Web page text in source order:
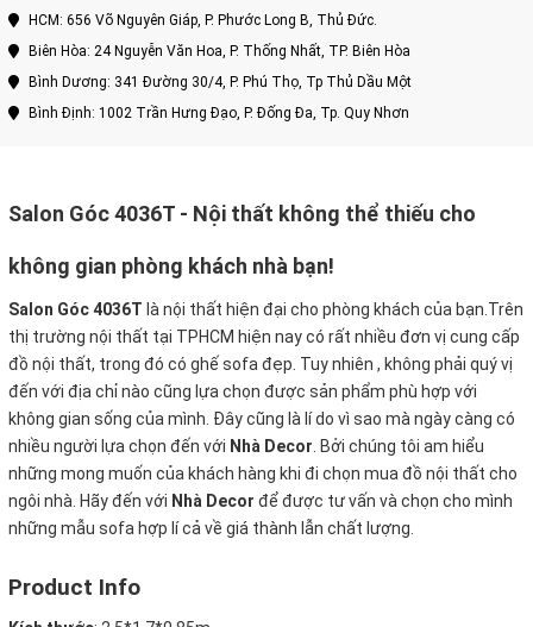
HCM: 656 Võ Nguyên Giáp, P. Phước Long B, Thủ Đức.
Biên Hòa: 24 Nguyễn Văn Hoa, P. Thống Nhất, TP. Biên Hòa
Bình Dương: 341 Đường 30/4, P. Phú Thọ, Tp Thủ Dầu Một
Bình Định: 1002 Trần Hưng Đạo, P. Đống Đa, Tp. Quy Nhơn
Salon Góc 4036T - Nội thất không thể thiếu cho
không gian phòng khách nhà bạn!
Salon Góc 4036T là nội thất hiện đại cho phòng khách của bạn.Trên
thị trường nội thất tại TPHCM hiện nay có rất nhiều đơn vị cung cấp
đồ nội thất, trong đó có ghế sofa đẹp. Tuy nhiên , không phải quý vị
đến với địa chỉ nào cũng lựa chọn được sản phẩm phù hợp với
không gian sống của mình. Đây cũng là lí do vì sao mà ngày càng có
nhiều người lựa chọn đến với Nhà Decor. Bởi chúng tôi am hiểu
những mong muốn của khách hàng khi đi chọn mua đồ nội thất cho
ngôi nhà. Hãy đến với Nhà Decor để được tư vấn và chọn cho mình
những mẫu sofa hợp lí cả về giá thành lẫn chất lượng.
Product Info